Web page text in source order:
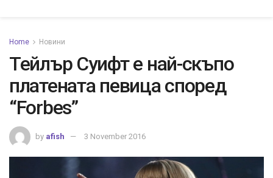
Home Новини
Тейлър Суифт е най-скъпо
платената певица според
“Forbes”
by afish 3 November 2016